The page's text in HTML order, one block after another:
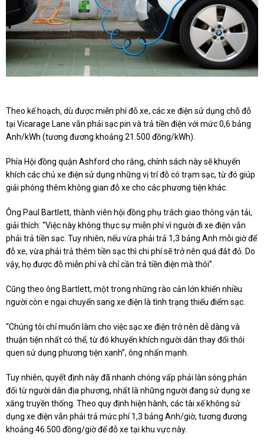
Theo kế hoạch, dù được miễn phí đỗ xe, các xe điện sử dụng chỗ đỗ
tại Vicarage Lane vẫn phải sạc pin và trả tiền điện với mức 0,6 bảng
Anh/kWh (tương đương khoảng 21.500 đồng/kWh).
Phía Hội đồng quận Ashford cho rằng, chính sách này sẽ khuyến
khích các chủ xe điện sử dụng những vị trí đỗ có trạm sạc, từ đó giúp
giải phóng thêm không gian đỗ xe cho các phương tiện khác.
Ông Paul Bartlett, thành viên hội đồng phụ trách giao thông vận tải,
giải thích: “Việc này không thực sự miễn phí vì người đi xe điện vẫn
phải trả tiền sạc. Tuy nhiên, nếu vừa phải trả 1,3 bảng Anh mỗi giờ để
đỗ xe, vừa phải trả thêm tiền sạc thì chi phí sẽ trở nên quá đắt đỏ. Do
vậy, họ được đỗ miễn phí và chỉ cần trả tiền điện mà thôi”.
Cũng theo ông Bartlett, một trong những rào cản lớn khiến nhiều
người còn e ngại chuyển sang xe điện là tình trạng thiếu điểm sạc.
“Chúng tôi chỉ muốn làm cho việc sạc xe điện trở nên dễ dàng và
thuận tiện nhất có thể, từ đó khuyến khích người dân thay đổi thói
quen sử dụng phương tiện xanh”, ông nhấn mạnh.
Tuy nhiên, quyết định này đã nhanh chóng vấp phải làn sóng phản
đối từ người dân địa phương, nhất là những người đang sử dụng xe
xăng truyền thống. Theo quy định hiện hành, các tài xế không sử
dụng xe điện vẫn phải trả mức phí 1,3 bảng Anh/giờ, tương đương
khoảng 46.500 đồng/giờ để đỗ xe tại khu vực này.